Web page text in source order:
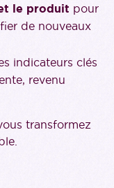
le produit pour
de nouveaux
indicateurs clés
revenu
transformez